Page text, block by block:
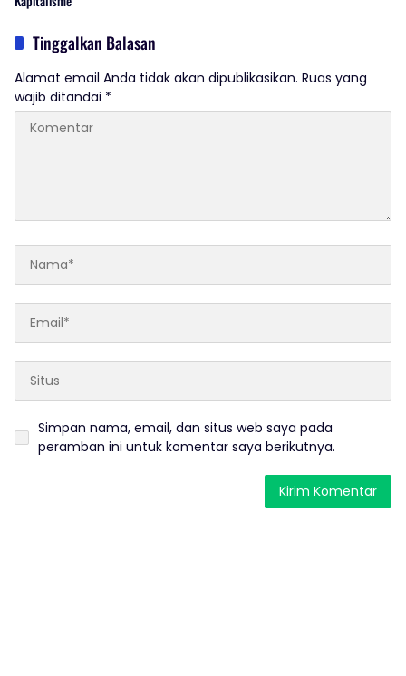
Tinggalkan Balasan
Alamat email Anda tidak akan dipublikasikan. Ruas yang
wajib ditandai *
Simpan nama, email, dan situs web saya pada
peramban ini untuk komentar saya berikutnya.